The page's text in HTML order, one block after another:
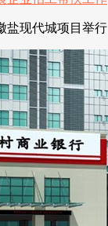
盐现代城项目举行